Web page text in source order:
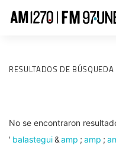
RESULTADOS DE BÚSQUEDA
No se encontraron
' balastegui&amp ; amp ;